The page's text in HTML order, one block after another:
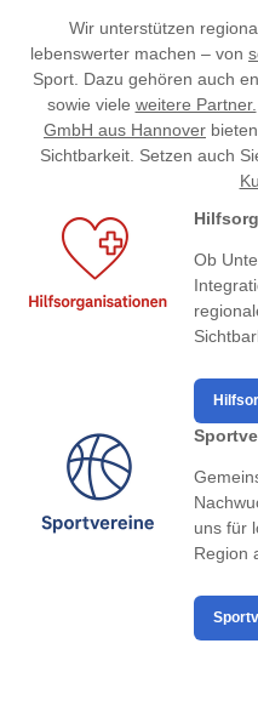
Wir unterstützen
lebenswerter machen – von
Sport. Dazu gehören auch
sowie viele weitere Partner.
GmbH aus Hannover
Sichtbarkeit. Setzen auch
Ob
uns für
Region